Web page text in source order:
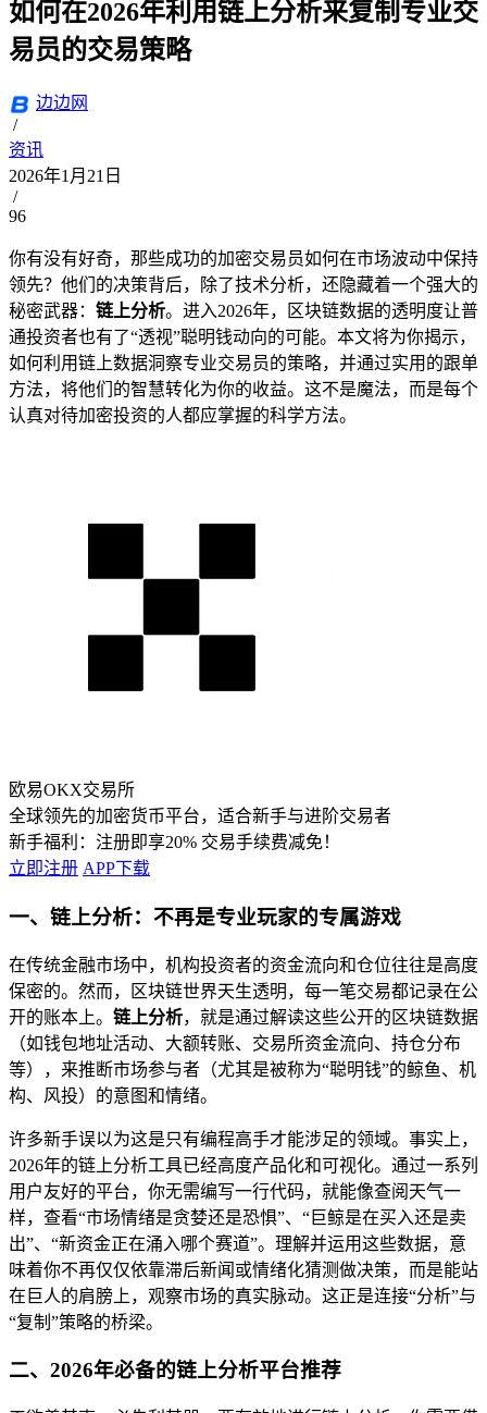
如何在2026年利用链上分析来复制专业交
易员的交易策略
边边网
/
资讯
2026年1月21日
/
96
你有没有好奇，那些成功的加密交易员如何在市场波动中保持
领先？他们的决策背后，除了技术分析，还隐藏着一个强大的
秘密武器： 链上分析。进入2026年，区块链数据的透明度让普
通投资者也有了“透视”聪明钱动向的可能。本文将为你揭示，
如何利用链上数据洞察专业交易员的策略，并通过实用的跟单
方法，将他们的智慧转化为你的收益。这不是魔法，而是每个
认真对待加密投资的人都应掌握的科学方法。
欧易OKX交易所
全球领先的加密货币平台，适合新手与进阶交易者
新手福利： 注册即享20% 交易手续费减免！
立即注册 APP下载
一、链上分析：不再是专业玩家的专属游戏
在传统金融市场中，机构投资者的资金流向和仓位往往是高度
保密的。然而，区块链世界天生透明，每一笔交易都记录在公
开的账本上。 链上分析，就是通过解读这些公开的区块链数据
（如钱包地址活动、大额转账、交易所资金流向、持仓分布
等），来推断市场参与者（尤其是被称为“聪明钱”的鲸鱼、机
构、风投）的意图和情绪。
许多新手误以为这是只有编程高手才能涉足的领域。事实上，
2026年的链上分析工具已经高度产品化和可视化。通过一系列
用户友好的平台，你无需编写一行代码，就能像查阅天气一
样，查看“市场情绪是贪婪还是恐惧”、“巨鲸是在买入还是卖
出”、“新资金正在涌入哪个赛道”。理解并运用这些数据，意
味着你不再仅仅依靠滞后新闻或情绪化猜测做决策，而是能站
在巨人的肩膀上，观察市场的真实脉动。这正是连接“分析”与
“复制”策略的桥梁。
二、2026年必备的链上分析平台推荐